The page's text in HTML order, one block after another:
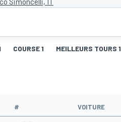
COURSE 1 MEILLEURS TOURS 1
# VOITURE